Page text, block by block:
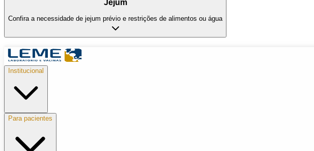
Jejum
Confira a necessidade de jejum prévio e restrições de alimentos ou água
Institucional
Para pacientes